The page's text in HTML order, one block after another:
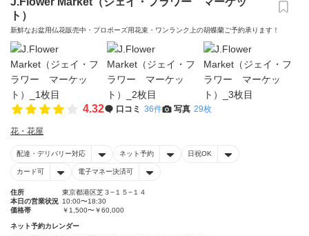
ト）
新鮮なお盆用仏花販売中・プロポーズ用花束・ワンランク上の胡蝶蘭ご予約承ります！
4.32 口コミ 36件 写真 29枚
花・花屋
配達・デリバリー対応 ネット予約 日祝OK
カード可 電子マネー決済可
住所
東京都港区芝３−１５−１４
本日の営業状況 10:00〜18:30
価格帯
￥1,500〜￥60,000
ネット予約カレンダー